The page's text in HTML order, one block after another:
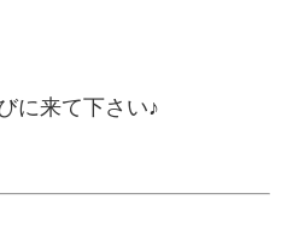
に来て下さい♪